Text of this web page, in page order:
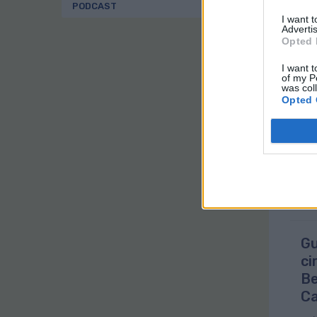
I want
Opted
I want
of my
was
Opted
PODCAST
La
El
se